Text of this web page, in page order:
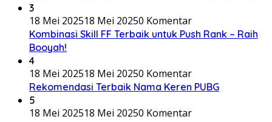
3
18 Mei 202518 Mei 20250 Komentar
Kombinasi Skill FF Terbaik untuk Push Rank – Raih
Booyah!
4
18 Mei 202518 Mei 20250 Komentar
Rekomendasi Terbaik Nama Keren PUBG
5
18 Mei 202518 Mei 20250 Komentar